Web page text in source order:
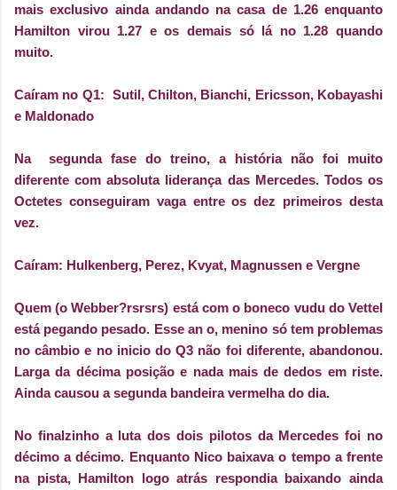
mais exclusivo ainda andando na casa de 1.26 enquanto
Hamilton virou 1.27 e os demais só lá no 1.28 quando
muito.
Caíram no Q1: Sutil, Chilton, Bianchi, Ericsson, Kobayashi
e Maldonado
Na segunda fase do treino, a história não foi muito
diferente com absoluta liderança das Mercedes. Todos os
Octetes conseguiram vaga entre os dez primeiros desta
vez.
Caíram: Hulkenberg, Perez, Kvyat, Magnussen e Vergne
Quem (o Webber?rsrsrs) está com o boneco vudu do Vettel
está pegando pesado. Esse an o, menino só tem problemas
no câmbio e no inicio do Q3 não foi diferente, abandonou.
Larga da décima posição e nada mais de dedos em riste.
Ainda causou a segunda bandeira vermelha do dia.
No finalzinho a luta dos dois pilotos da Mercedes foi no
décimo a décimo. Enquanto Nico baixava o tempo a frente
na pista, Hamilton logo atrás respondia baixando ainda